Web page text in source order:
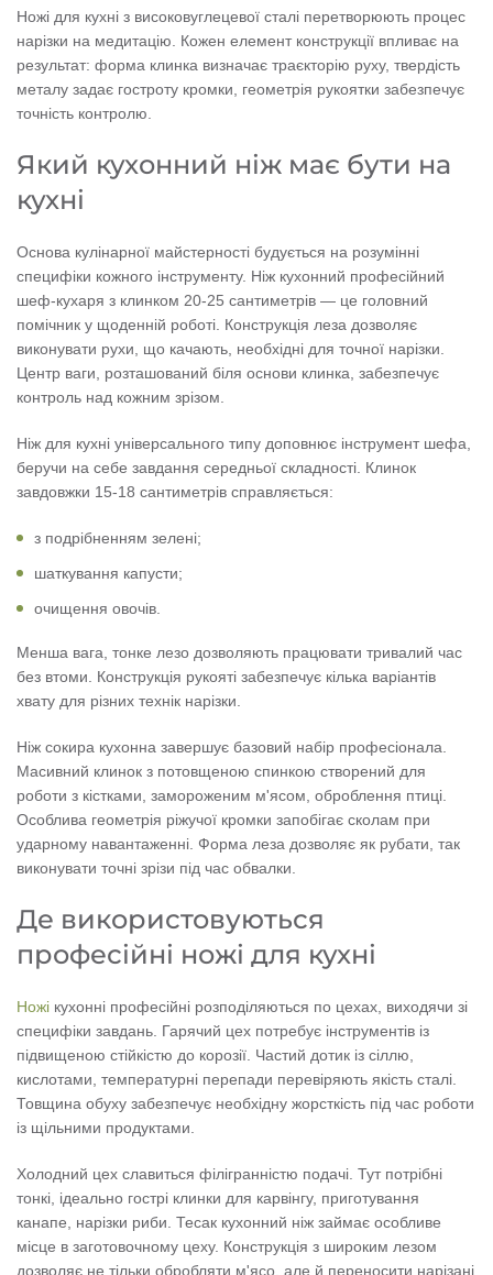
Ножі для кухні з високовуглецевої сталі перетворюють процес
нарізки на медитацію. Кожен елемент конструкції впливає на
результат: форма клинка визначає траєкторію руху, твердість
металу задає гостроту кромки, геометрія рукоятки забезпечує
точність контролю.
Який кухонний ніж має бути на
кухні
Основа кулінарної майстерності будується на розумінні
специфіки кожного інструменту. Ніж кухонний професійний
шеф-кухаря з клинком 20-25 сантиметрів — це головний
помічник у щоденній роботі. Конструкція леза дозволяє
виконувати рухи, що качають, необхідні для точної нарізки.
Центр ваги, розташований біля основи клинка, забезпечує
контроль над кожним зрізом.
Ніж для кухні універсального типу доповнює інструмент шефа,
беручи на себе завдання середньої складності. Клинок
завдовжки 15-18 сантиметрів справляється:
з подрібненням зелені;
шаткування капусти;
очищення овочів.
Менша вага, тонке лезо дозволяють працювати тривалий час
без втоми. Конструкція рукояті забезпечує кілька варіантів
хвату для різних технік нарізки.
Ніж сокира кухонна завершує базовий набір професіонала.
Масивний клинок з потовщеною спинкою створений для
роботи з кістками, замороженим м'ясом, оброблення птиці.
Особлива геометрія ріжучої кромки запобігає сколам при
ударному навантаженні. Форма леза дозволяє як рубати, так
виконувати точні зрізи під час обвалки.
Де використовуються
професійні ножі для кухні
Ножі кухонні професійні розподіляються по цехах, виходячи зі
специфіки завдань. Гарячий цех потребує інструментів із
підвищеною стійкістю до корозії. Частий дотик із сіллю,
кислотами, температурні перепади перевіряють якість сталі.
Товщина обуху забезпечує необхідну жорсткість під час роботи
із щільними продуктами.
Холодний цех славиться філігранністю подачі. Тут потрібні
тонкі, ідеально гострі клинки для карвінгу, приготування
канапе, нарізки риби. Тесак кухонний ніж займає особливе
місце в заготовочному цеху. Конструкція з широким лезом
дозволяє не тільки обробляти м'ясо, але й переносити нарізані